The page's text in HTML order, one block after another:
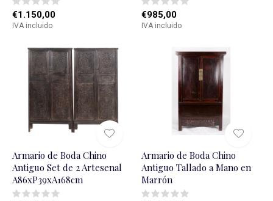
€1.150,00
IVA incluido
€985,00
IVA incluido
Armario de Boda Chino
Antiguo Set de 2 Artesenal
A86xP39xA168cm
Armario de Boda Chino
Antiguo Tallado a Mano en
Marrón